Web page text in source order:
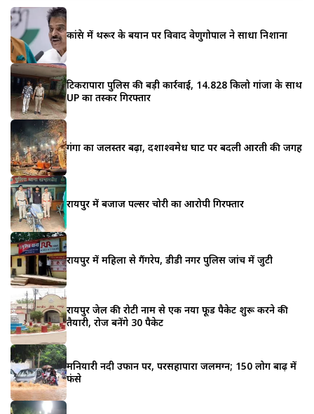
कांग्रेस में थरूर के बयान पर विवाद वेणुगोपाल ने साधा निशाना
टिकरापारा पुलिस की बड़ी कार्रवाई, 14.828 किलो गांजा के साथ
UP का तस्कर गिरफ्तार
गंगा का जलस्तर बढ़ा, दशाश्वमेध घाट पर बदली आरती की जगह
रायपुर में बजाज पल्सर चोरी का आरोपी गिरफ्तार
रायपुर में महिला से गैंगरेप, डीडी नगर पुलिस जांच में जुटी
रायपुर जेल की रोटी नाम से एक नया फूड पैकेट शुरू करने की
तैयारी, रोज बनेंगे 30 पैकेट
मनियारी नदी उफान पर, परसहापारा जलमग्न; 150 लोग बाढ़ में
फंसे